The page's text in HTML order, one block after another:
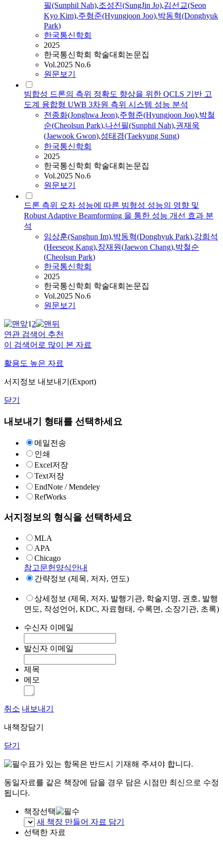
필(Sunphil Nah),조성진(SungJin Jo),김선교(Seon
Kyo Kim),주형준(Hyungjoon Joo),박동혁(Donghyuk
Park)
한국통신학회
2025
한국통신학회 학술대회논문집
Vol.2025 No.6
원문보기
빔합성 드론의 측위 정확도 향상을 위한 QCLS 기반 고
도계 융합형 UWB 3차원 측위 시스템 성능 분석
전종화(Jonghwa Jeon),주형준(Hyungjoon Joo),박철
순(Cheolsun Park),나선필(Sunphil Nah),권재욱
(Jaewook Gwon),성태경(Taekyung Sung)
한국통신학회
2025
한국통신학회 학술대회논문집
Vol.2025 No.6
원문보기
드론 측위 오차 성능에 따른 빔형성 성능의 영향 및
Robust Adaptive Beamforming 을 통한 성능 개선 효과 분
석
임상훈(Sanghun Im),박동혁(Donghyuk Park),강희석
(Heeseog Kang),장재원(Jaewon Chang),박철순
(Cheolsun Park)
한국통신학회
2025
한국통신학회 학술대회논문집
Vol.2025 No.6
원문보기
12
연관 검색어 추천
이 검색어로 많이 본 자료
활용도 높은 자료
서지정보 내보내기(Export)
닫기
내보내기 형태를 선택하세요
메일전송
인쇄
Excel저장
Text저장
EndNote / Mendeley
RefWorks
서지정보의 형식을 선택하세요
MLA
APA
Chicago
참고문헌양식안내
간략정보 (제목, 저자, 연도)
상세정보 (제목, 저자, 발행기관, 학술지명, 권호, 발행
연도, 작성언어, KDC, 자료형태, 수록면, 소장기관, 초록)
수신자 이메일
발신자 이메일
제목
메모
취소 내보내기
내책장담기
닫기
표가 있는 항목은 반드시 기재해 주셔야 합니다.
동일자료를 같은 책장에 담을 경우 담은 시점만 최신으로 수정
됩니다.
책장선택
새 책장 만들어 자료 담기
선택한 자료